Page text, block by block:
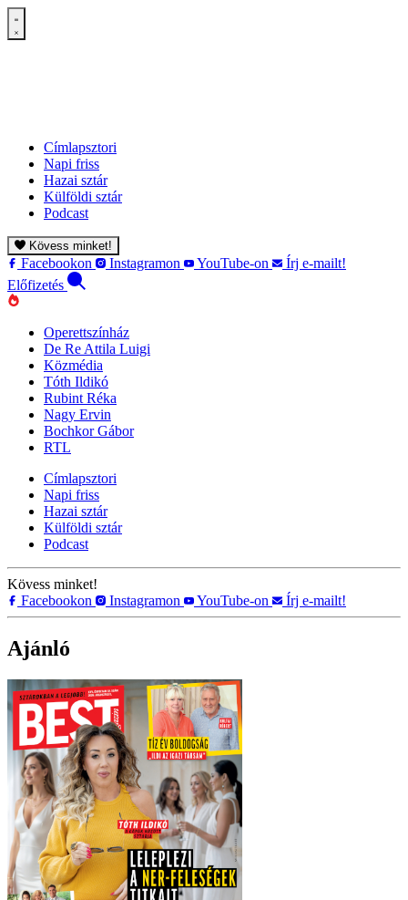
Címlapsztori
Napi friss
Hazai sztár
Külföldi sztár
Podcast
Kövess minket!
Facebookon Instagramon YouTube-on
Írj e-mailt!
Előfizetés
Operettszínház
De Re Attila Luigi
Közmédia
Tóth Ildikó
Rubint Réka
Nagy Ervin
Bochkor Gábor
RTL
Címlapsztori
Napi friss
Hazai sztár
Külföldi sztár
Podcast
Kövess minket!
Facebookon
Instagramon YouTube-on Írj e-mailt!
Ajánló